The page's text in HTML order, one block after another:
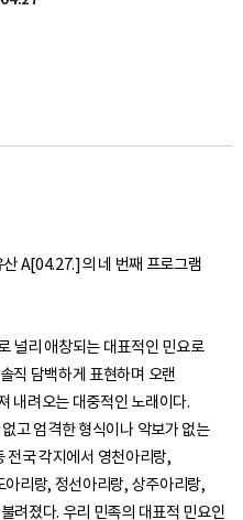
A[04.27.]의 네 번째 프로그램
널리 애창되는 대표적인 민요로
직 담백하게 표현하며 오랜
내려오는 대중적인 노래이다.
고 엄격한 형식이나 악보가 없는
전국 각지에서 영천아리랑,
리랑, 정선아리랑, 상주아리랑,
려졌다. 우리 민족의 대표적 민요인